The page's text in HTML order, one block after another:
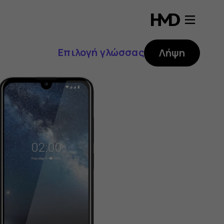
Επιλογή γλώσσας Λήψη